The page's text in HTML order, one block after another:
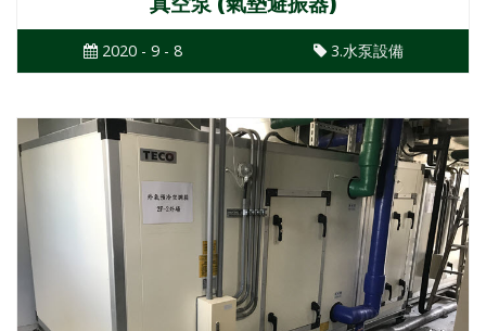
2020 - 9 - 8 3.水泵設備